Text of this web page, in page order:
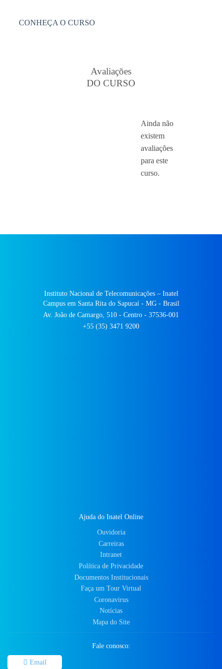
CONHEÇA O CURSO
Avaliações
DO CURSO
Ainda não
existem
avaliações
para este
curso.
Instituto Nacional de Telecomunicações – Inatel
Campus em Santa Rita do Sapucaí - MG - Brasil
Av. João de Camargo, 510 - Centro - 37536-001
+55 (35) 3471 9200
Ajuda do Inatel Online
Ouvidoria
Carreiras
Intranet
Política de Privacidade
Documentos Institucionais
Faça um Tour Virtual
Coronavirus
Notícias
Mapa do Site
Fale conosco:
Email